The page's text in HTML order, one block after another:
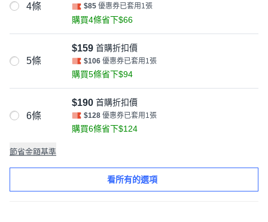
4條 $85 優惠券已套用1張
購買4條省下$66
5條
$159 首購折扣價
$106 優惠券已套用1張
購買5條省下$94
6條
$190 首購折扣價
$128 優惠券已套用1張
購買6條省下$124
節省金額基準
看所有的選項